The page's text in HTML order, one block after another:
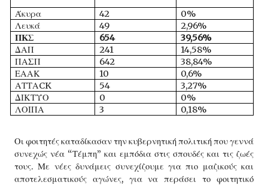
Άκυρα
42
0%
Λευκά
49
2,96%
ΠΚΣ
654
39,56%
ΔΑΠ
241
14,58%
ΠΑΣΠ
642
38,84%
ΕΑΑΚ
10
0,6%
ΑΤΤΑCK
54
3,27%
ΔΙΚΤΥΟ
0
0%
ΛΟΙΠΑ
3 0,18%
Οι φοιτητές καταδίκασαν την κυβερνητική πολιτική που γεννά
συνεχώς νέα “Τέμπη” και εμπόδια στις σπουδές και τις ζωές
τους. Με νέες δυνάμεις συνεχίζουμε για πιο μαζικούς και
αποτελεσματικούς αγώνες, για να περάσει το φοιτητικό